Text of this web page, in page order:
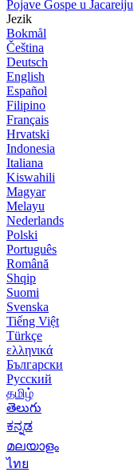
Pojave Gospe u Jacareiju
Jezik
Bokmål
Čeština
Deutsch
English
Español
Filipino
Français
Hrvatski
Indonesia
Italiana
Kiswahili
Magyar
Melayu
Nederlands
Polski
Português
Română
Shqip
Suomi
Svenska
Tiếng Việt
Türkçe
ελληνικά
Български
Русский
தமிழ்
తెలుగు
ಕನ್ನಡ
മലയാളം
ไทย